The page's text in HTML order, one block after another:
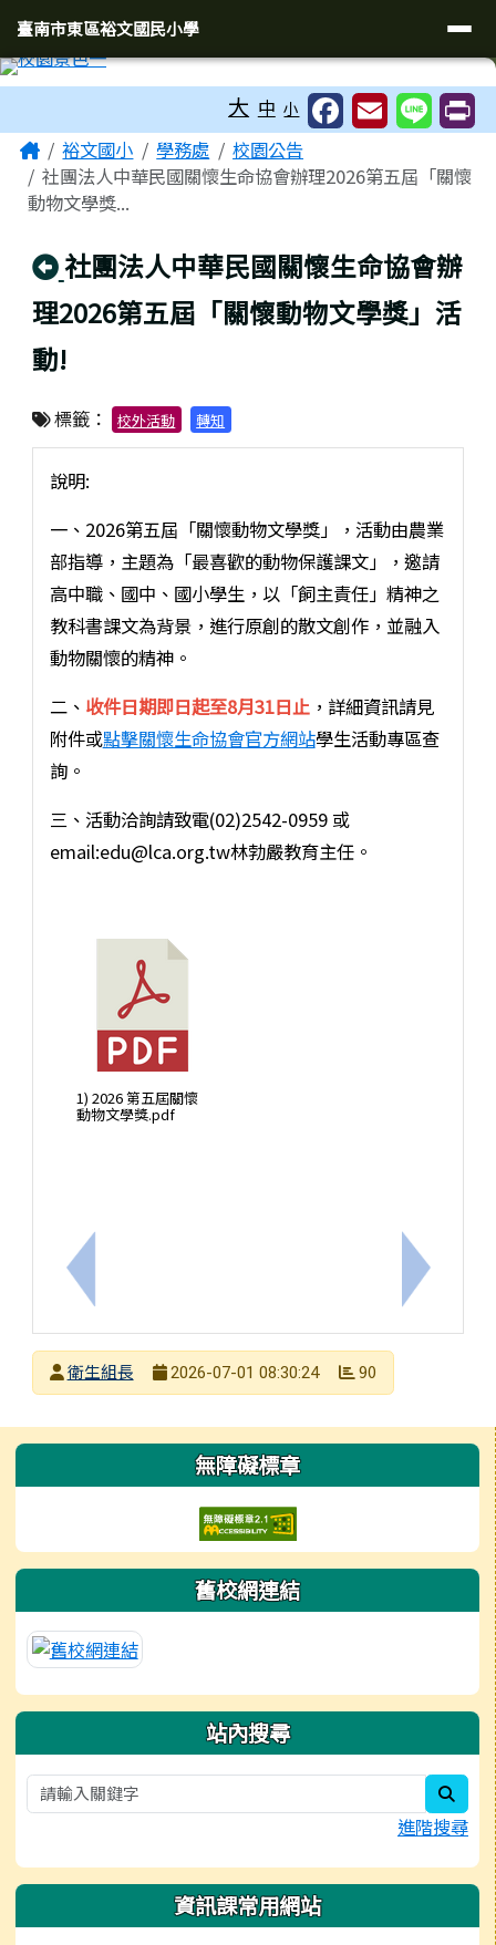
臺南市東區裕文國民小學
導覽列
臺南市東區裕文國民小學
大 中 小
主內容區域
Home裕文國小 學務處
校園公告
社團法人中華民國關懷生命協會辦理2026第五屆「關懷
動物文學獎...
回上頁
社團法人中華民國關懷生命協會辦
理2026第五屆「關懷動物文學獎」活
動!
標籤： 校外活動 轉知
上一筆：教育局辦理115年度教職員工急救教育研習
說明:
一、2026第五屆「關懷動物文學獎」，活動由農業
部指導，主題為「最喜歡的動物保護課文」，邀請
高中職、國中、國小學生，以「飼主責任」精神之
教科書課文為背景，進行原創的散文創作，並融入
動物關懷的精神。
二、 收件日期即日起至8月31日止，詳細資訊請見
附件或點擊關懷生命協會官方網站學生活動專區查
詢。
三、活動洽詢請致電(02)2542-0959 或
email:edu@lca.org.tw林勃嚴教育主任。
1) 2026 第五屆關懷
動物文學獎.pdf
下一筆：
發布者
衛生組長
2026-07-01 08:30:24 90
左邊區域內容 無障礙標章
舊校網連結
站內搜尋
進階搜尋
資訊課常用網站
頁尾區域